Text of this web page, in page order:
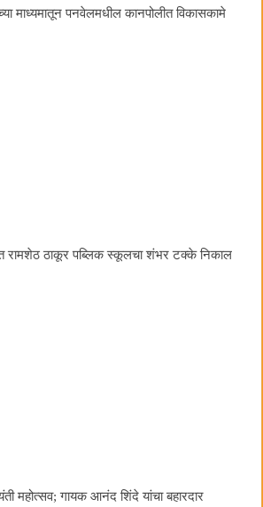
माध्यमातून पनवेलमधील कानपोलीत विकासकामे
रामशेठ ठाकूर पब्लिक स्कूलचा शंभर टक्के निकाल
महोत्सव; गायक आनंद शिंदे यांचा बहारदार